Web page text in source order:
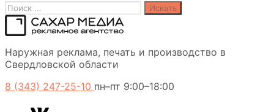
Search
for:
Медиа
Наружная реклама, печать и производство в
Свердловской области
8 (343) 247-25-10 пн–пт 9:00–18:00
VK